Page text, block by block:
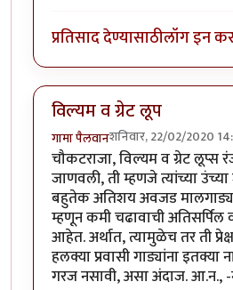
प्रतिसाद देण्यासाठीलॉग इन
विल्यम व ग्रेट लूप
गामा पैलवानशनिवार, 22/02/2020
चौकटराजा, विल्यम व ग्रेट लूप्स
जाणवली, ती म्हणजे त्यांच्या
बहुतेक अतिशय अवजड
म्हणून कमी चढावाची
आहेत. अर्थात, त्यामुळेच तर ती
हलक्या प्रवासी गाड्यांना इतक्या
गरज नसावी, असा अंदाज. आ.न., -